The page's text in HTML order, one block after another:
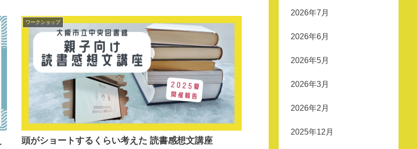
ワークショップ
頭がショートするくらい考えた 読書感想文講座
2026年7月
2026年6月
2026年5月
2026年3月
2026年2月
2025年12月